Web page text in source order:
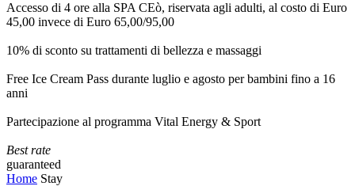
Accesso di 4 ore alla SPA CEò, riservata agli adulti, al costo di Euro
45,00 invece di Euro 65,00/95,00
10% di sconto su trattamenti di bellezza e massaggi
Free Ice Cream Pass durante luglio e agosto per bambini fino a 16
anni
Partecipazione al programma Vital Energy & Sport
Best rate
guaranteed
Home Stay